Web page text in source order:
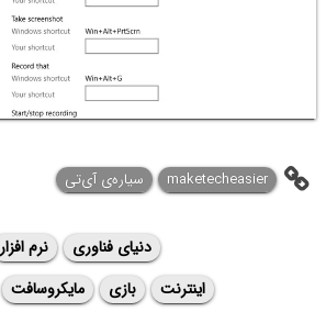
maketecheasier سیاره‌ی آی‌تی
دنیای فناوری
نرم افزار
اینترنت
بازی مایکروسافت